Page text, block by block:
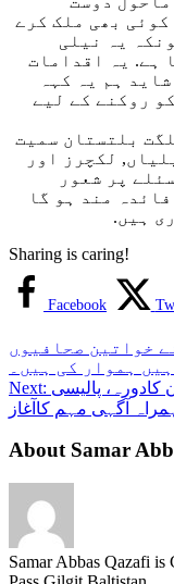
بھی ملک کرے
یہ نیلی
ہے. یہ اقدامات
ہم یہ کہہ
روکنے کے لیے
بلتستان سمیت
لکچرز اور
پر شعور
مند ہو گا
ہیں.
Sharing is caring!
Facebook
خواتین صحافیوں
ہموار کی ہیں۔
Next:
About Samar
Samar Abbas Qazafi